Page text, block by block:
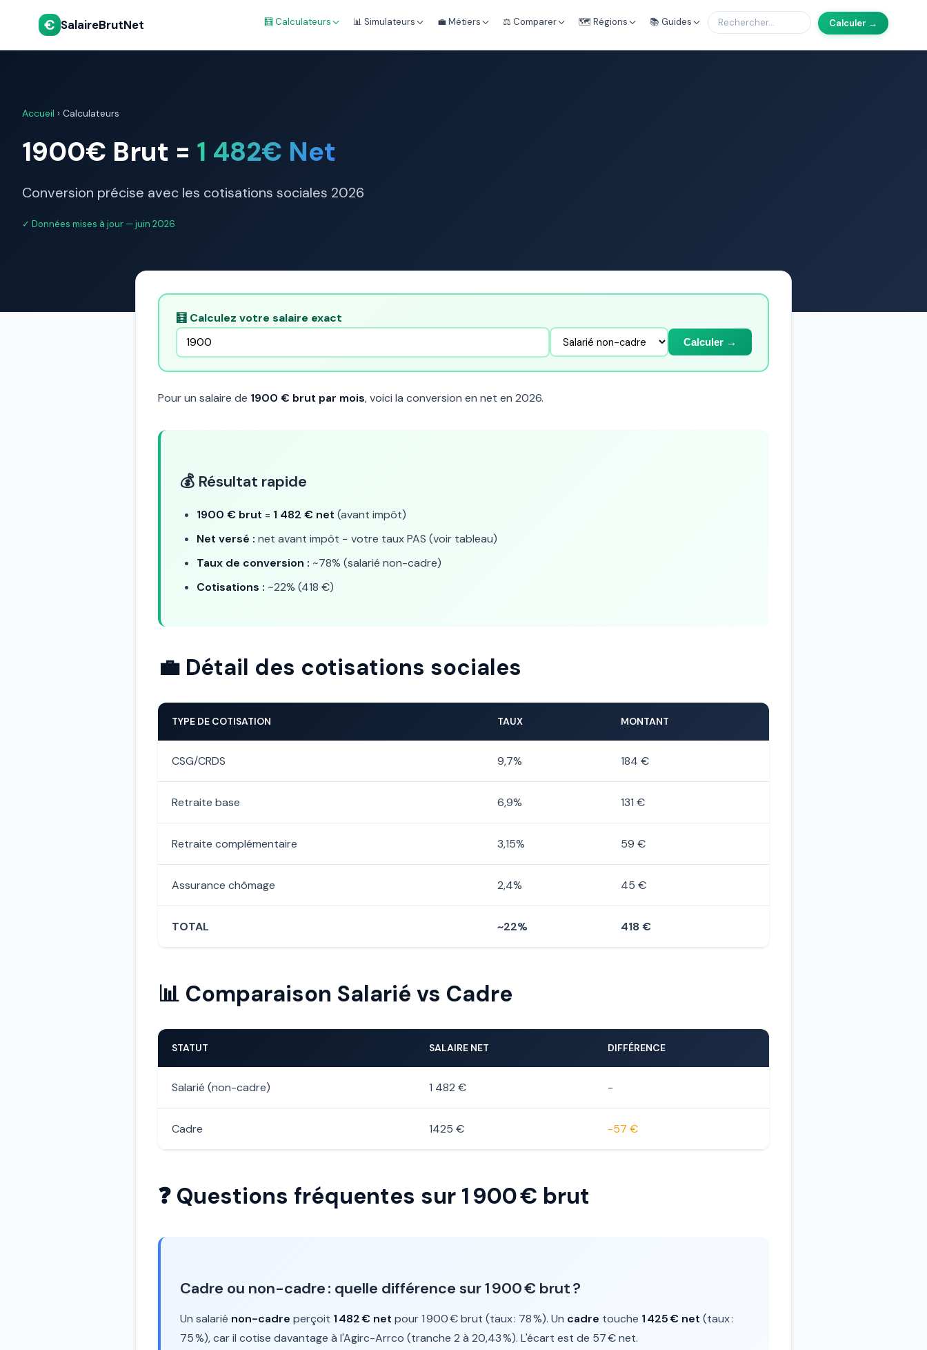
€ SalaireBrutNet 🧮 Calculateurs 📊 Simulateurs 💼 Métiers ⚖️ Comparer 🗺️ Régions 📚 Guides Calculer →
Accueil › Calculateurs
1900€ Brut = 1 482€ Net
Conversion précise avec les cotisations sociales 2026
✓ Données mises à jour — juin 2026
🧮 Calculez votre salaire exact
Calculer →
Pour un salaire de 1900 € brut par mois, voici la conversion en net en 2026.
💰 Résultat rapide
1900 € brut = 1 482 € net (avant impôt)
Net versé : net avant impôt − votre taux PAS (voir tableau)
Taux de conversion : ~78% (salarié non-cadre)
Cotisations : ~22% (418 €)
💼 Détail des cotisations sociales
TYPE DE COTISATION TAUX MONTANT
CSG/CRDS 9,7% 184 €
Retraite base 6,9% 131 €
Retraite complémentaire 3,15% 59 €
Assurance chômage 2,4% 45 €
TOTAL ~22% 418 €
📊 Comparaison Salarié vs Cadre
STATUT SALAIRE NET DIFFÉRENCE
Salarié (non-cadre) 1 482 € -
Cadre 1425 € -57 €
❓ Questions fréquentes sur 1 900 € brut
Cadre ou non-cadre : quelle différence sur 1 900 € brut ?
Un salarié non-cadre perçoit 1 482 € net pour 1 900 € brut (taux : 78 %). Un cadre touche 1 425 € net (taux :
75 %), car il cotise davantage à l'Agirc-Arrco (tranche 2 à 20,43 %). L'écart est de 57 € net.